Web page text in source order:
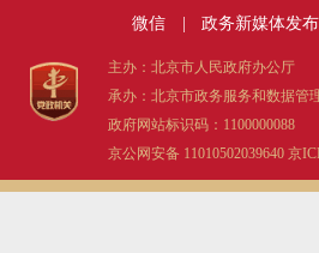
微信 政务新媒体发
主办：北京市人民政府办公厅
承办：北京市政务服务和数据管
政府网站标识码：1100000088
京公网安备 11010502039640 京